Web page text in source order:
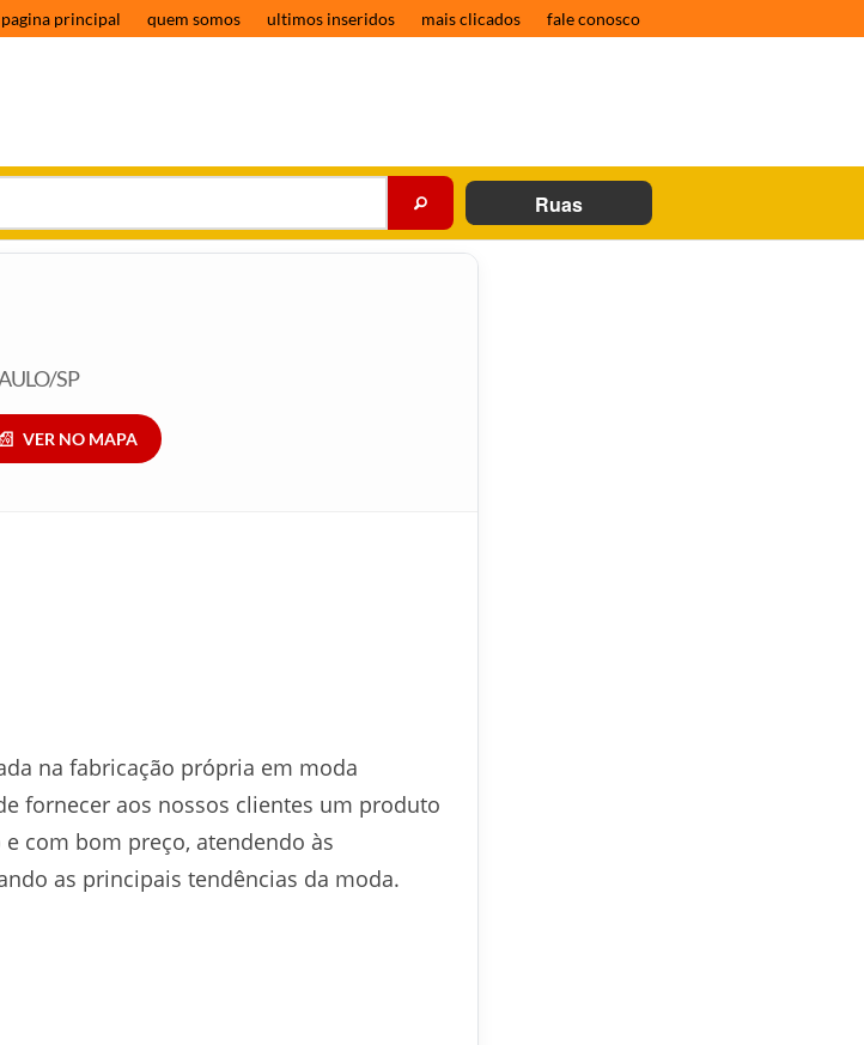
pagina principal quem somos ultimos inseridos mais clicados fale conosco
Ruas
SP
VER NO MAPA
na fabricação própria em moda
fornecer aos nossos clientes um produto
com bom preço, atendendo às
as principais tendências da moda.